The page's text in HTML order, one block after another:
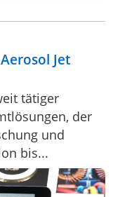
Jet
tätiger
der
und
bis...